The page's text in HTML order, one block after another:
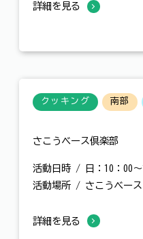
詳細を見る
クッキング 南部
さこうベース倶楽部
活動日時 / 日：10：00
活動場所 / さこうベー
詳細を見る